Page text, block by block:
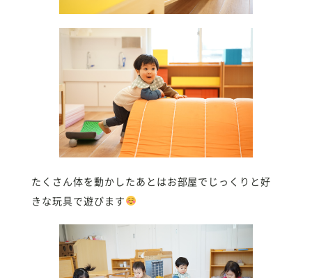
たくさん体を動かしたあとはお部屋でじっくりと好
きな玩具で遊びます